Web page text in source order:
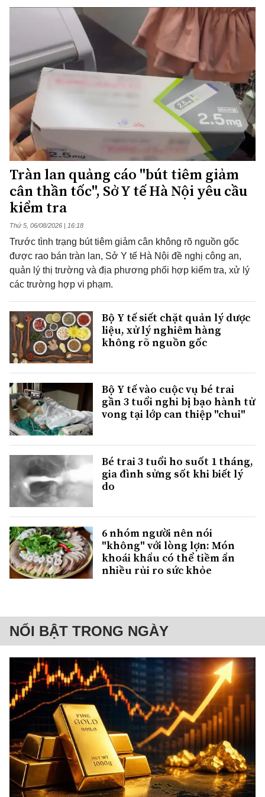
Tràn lan quảng cáo "bút tiêm giảm
cân thần tốc", Sở Y tế Hà Nội yêu cầu
kiểm tra
Thứ 5, 06/08/2026 | 16:18
Trước tình trạng bút tiêm giảm cân không rõ nguồn gốc
được rao bán tràn lan, Sở Y tế Hà Nội đề nghị công an,
quản lý thị trường và địa phương phối hợp kiểm tra, xử lý
các trường hợp vi phạm.
Bộ Y tế siết chặt quản lý dược
liệu, xử lý nghiêm hàng
không rõ nguồn gốc
Bộ Y tế vào cuộc vụ bé trai
gần 3 tuổi nghi bị bạo hành tử
vong tại lớp can thiệp "chui"
Bé trai 3 tuổi ho suốt 1 tháng,
gia đình sửng sốt khi biết lý
do
6 nhóm người nên nói
"không" với lòng lợn: Món
khoái khẩu có thể tiềm ẩn
nhiều rủi ro sức khỏe
NỔI BẬT TRONG NGÀY